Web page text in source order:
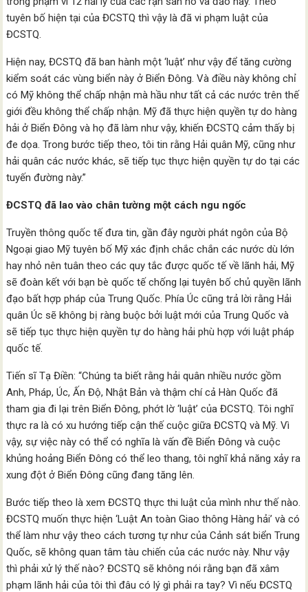
tuyên bố hiện tại của ĐCSTQ thì vậy là đã vi phạm luật của
ĐCSTQ.
Hiện nay, ĐCSTQ đã ban hành một ‘luật’ như vậy để tăng cường
kiểm soát các vùng biển này ở Biển Đông. Và điều này không chỉ
có Mỹ không thể chấp nhận mà hầu như tất cả các nước trên thế
giới đều không thể chấp nhận. Mỹ đã thực hiện quyền tự do hàng
hải ở Biển Đông và họ đã làm như vậy, khiến ĐCSTQ cảm thấy bị
đe dọa. Trong bước tiếp theo, tôi tin rằng Hải quân Mỹ, cũng như
hải quân các nước khác, sẽ tiếp tục thực hiện quyền tự do tại các
tuyến đường này.”
ĐCSTQ đã lao vào chân tường một cách ngu ngốc
Truyền thông quốc tế đưa tin, gần đây người phát ngôn của Bộ
Ngoại giao Mỹ tuyên bố Mỹ xác định chắc chắn các nước dù lớn
hay nhỏ nên tuân theo các quy tắc được quốc tế về lãnh hải, Mỹ
sẽ đoàn kết với bạn bè quốc tế chống lại tuyên bố chủ quyền lãnh
đạo bất hợp pháp của Trung Quốc. Phía Úc cũng trả lời rằng Hải
quân Úc sẽ không bị ràng buộc bởi luật mới của Trung Quốc và
sẽ tiếp tục thực hiện quyền tự do hàng hải phù hợp với luật pháp
quốc tế.
Tiến sĩ Tạ Điền: “Chúng ta biết rằng hải quân nhiều nước gồm
Anh, Pháp, Úc, Ấn Độ, Nhật Bản và thậm chí cả Hàn Quốc đã
tham gia đi lại trên Biển Đông, phớt lờ ‘luật’ của ĐCSTQ. Tôi nghĩ
thực ra là có xu hướng tiếp cận thế cuộc giữa ĐCSTQ và Mỹ. Vì
vậy, sự việc này có thể có nghĩa là vấn đề Biển Đông và cuộc
khủng hoảng Biển Đông có thể leo thang, tôi nghĩ khả năng xảy ra
xung đột ở Biển Đông cũng đang tăng lên.
Bước tiếp theo là xem ĐCSTQ thực thi luật của mình như thế nào.
ĐCSTQ muốn thực hiện ‘Luật An toàn Giao thông Hàng hải’ và có
thể làm như vậy theo cách tương tự như của Cảnh sát biển Trung
Quốc, sẽ không quan tâm tàu chiến của các nước này. Như vậy
thì phải xử lý thế nào? ĐCSTQ sẽ không nói rằng bạn đã xâm
phạm lãnh hải của tôi thì đâu có lý gì phải ra tay? Vì nếu ĐCSTQ